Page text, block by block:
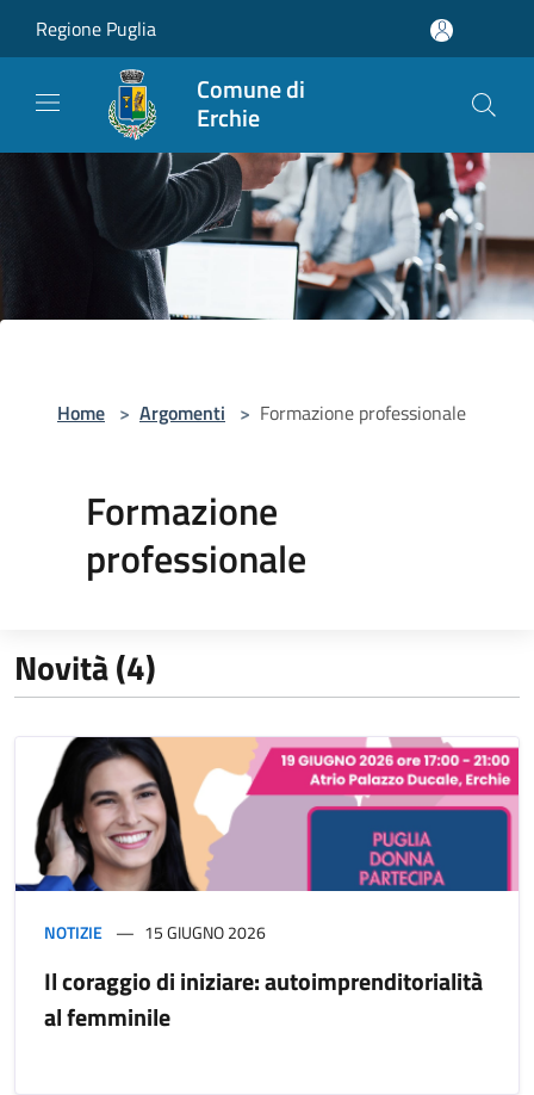
Regione Puglia
Comune di
Erchie
Home > Argomenti > Formazione professionale
Formazione
professionale
Novità (4)
NOTIZIE 15 GIUGNO 2026
Il coraggio di iniziare: autoimprenditorialità
al femminile